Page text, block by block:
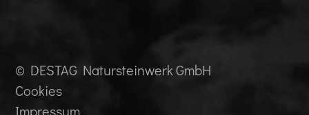
© DESTAG Natursteinwerk GmbH
Cookies
Impressum